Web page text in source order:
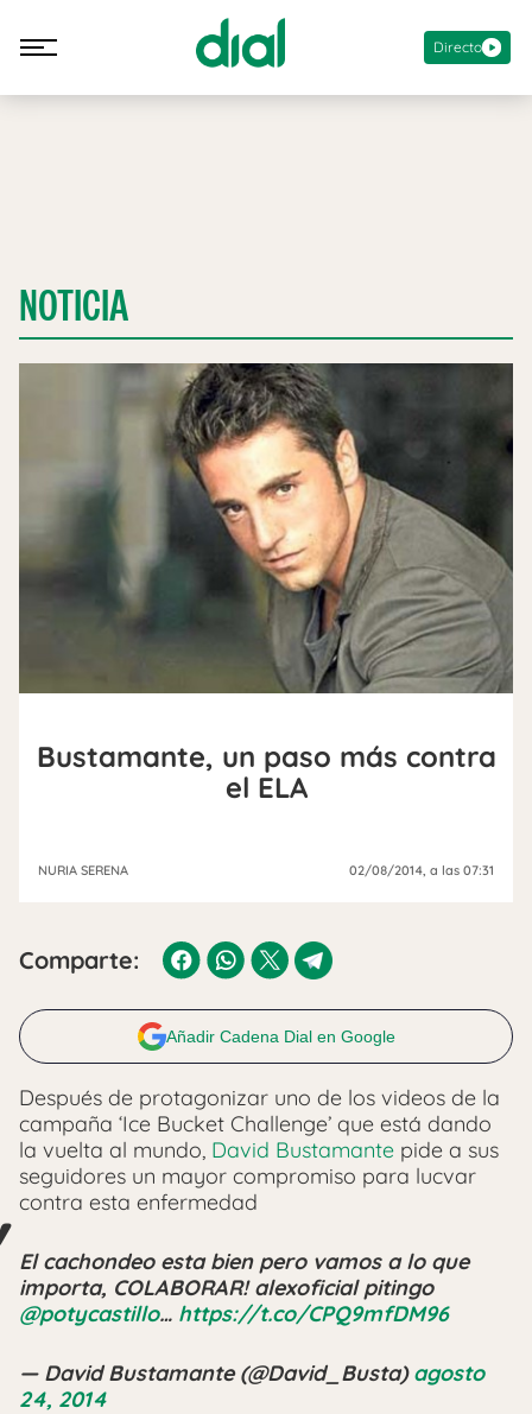
Directo
NOTICIA
Bustamante, un paso más contra
el ELA
NURIA SERENA 02/08/2014 , a las 07:31
Comparte:
Añadir Cadena Dial en Google
Después de protagonizar uno de los videos de la
campaña ‘Ice Bucket Challenge’ que está dando
la vuelta al mundo, David Bustamante pide a sus
seguidores un mayor compromiso para lucvar
contra esta enfermedad
El cachondeo esta bien pero vamos a lo que
importa, COLABORAR! alexoficial pitingo
@potycastillo… https://t.co/CPQ9mfDM96
— David Bustamante (@David_Busta)agosto
24, 2014